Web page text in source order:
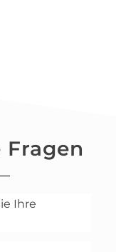
Ihre